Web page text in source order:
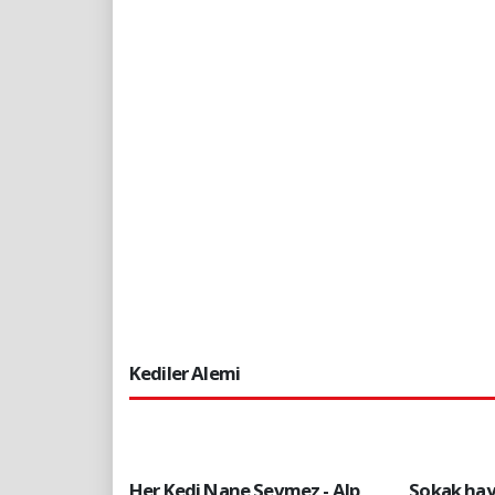
Kediler Alemi
Her Kedi Nane Sevmez - Alp
Sokak